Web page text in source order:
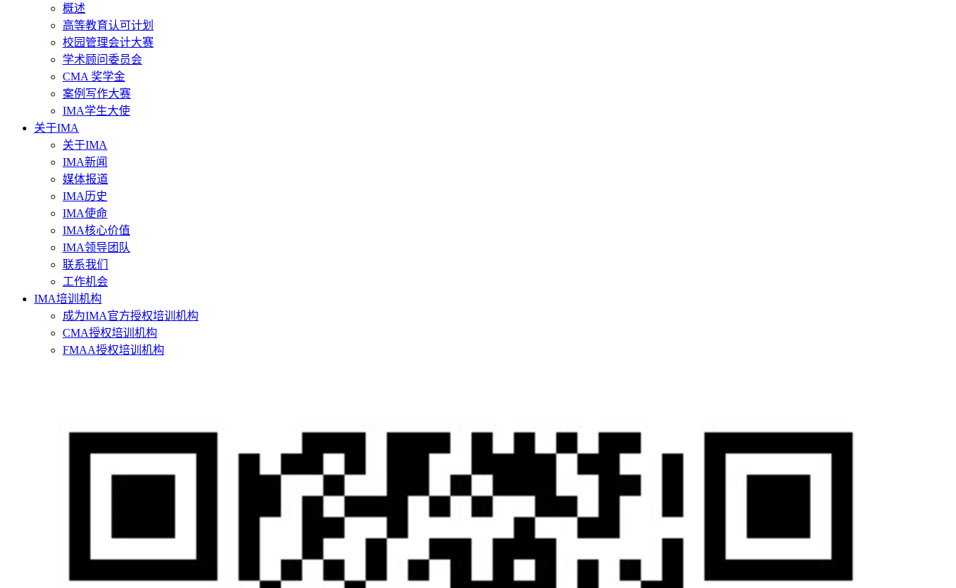
概述
高等教育认可计划
校园管理会计大赛
学术顾问委员会
CMA 奖学金
案例写作大赛
IMA学生大使
关于IMA
关于IMA
IMA新闻
媒体报道
IMA历史
IMA使命
IMA核心价值
IMA领导团队
联系我们
工作机会
IMA培训机构
成为IMA官方授权培训机构
CMA授权培训机构
FMAA授权培训机构